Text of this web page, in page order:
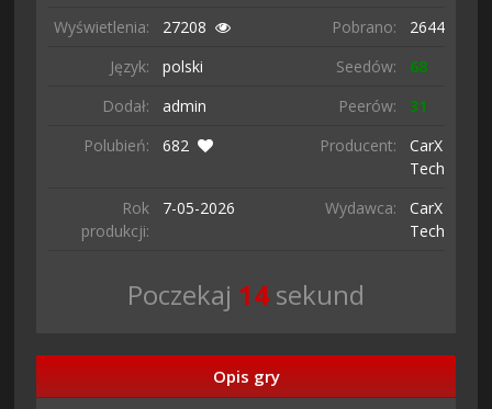
Wyświetlenia: 27208 Pobrano:
2644 razy
Język:
polski Seedów:
68
Dodał:
admin Peerów:
31
Polubień:
682 Producent:
CarX
Rok
produkcji:
7-05-2026 Wydawca:
CarX
Poczekaj 13 sekund
Opis gry